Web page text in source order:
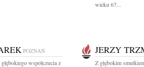
wieku 67...
POZNAŃ
współczucia z
JERZY
Z głębokim